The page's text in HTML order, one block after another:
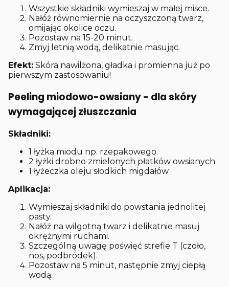
Wszystkie składniki wymieszaj w małej misce.
Nałóż równomiernie na oczyszczoną twarz,
omijając okolice oczu.
Pozostaw na 15-20 minut.
Zmyj letnią wodą, delikatnie masując.
Efekt: Skóra nawilżona, gładka i promienna już po
pierwszym zastosowaniu!
Peeling miodowo-owsiany - dla skóry
wymagającej złuszczania
Składniki:
1 łyżka miodu np. rzepakowego
2 łyżki drobno zmielonych płatków owsianych
1 łyżeczka oleju słodkich migdałów
Aplikacja:
Wymieszaj składniki do powstania jednolitej
pasty.
Nałóż na wilgotną twarz i delikatnie masuj
okrężnymi ruchami.
Szczególną uwagę poświęć strefie T (czoło,
nos, podbródek).
Pozostaw na 5 minut, następnie zmyj ciepłą
wodą.